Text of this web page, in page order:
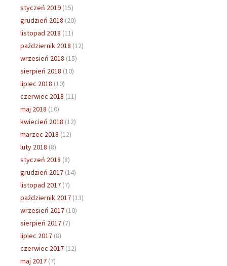
styczeń 2019 (15)
grudzień 2018 (20)
listopad 2018 (11)
październik 2018 (12)
wrzesień 2018 (15)
sierpień 2018 (10)
lipiec 2018 (10)
czerwiec 2018 (11)
maj 2018 (10)
kwiecień 2018 (12)
marzec 2018 (12)
luty 2018 (8)
styczeń 2018 (8)
grudzień 2017 (14)
listopad 2017 (7)
październik 2017 (13)
wrzesień 2017 (10)
sierpień 2017 (7)
lipiec 2017 (8)
czerwiec 2017 (12)
maj 2017 (7)